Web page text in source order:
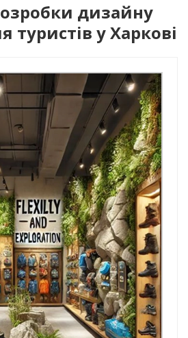
дизайну
туристів у Харкові